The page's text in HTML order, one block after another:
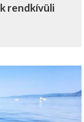
rendkívüli